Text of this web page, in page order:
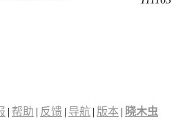
| 帮助 | 反馈 | 导航 | 版本 | 晓木虫